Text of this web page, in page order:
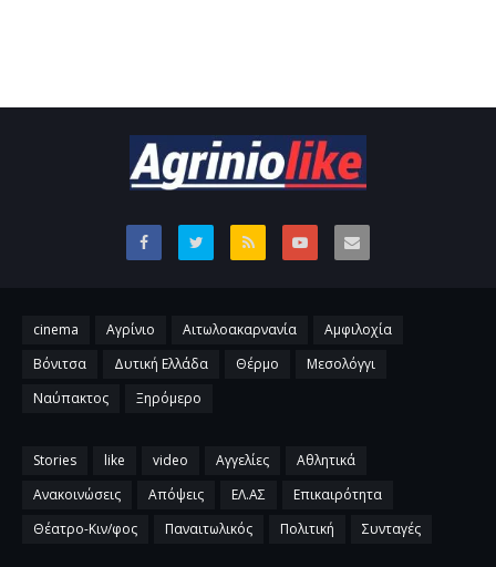
cinema Αγρίνιο Αιτωλοακαρνανία
Αμφιλοχία
Βόνιτσα
Δυτική Ελλάδα Θέρμο
Μεσολόγγι
Ναύπακτος
Ξηρόμερο
Stories like video Αγγελίες
Αθλητικά
Ανακοινώσεις
Απόψεις ΕΛ.ΑΣ
Επικαιρότητα
Θέατρο-Κιν/φος
Παναιτωλικός Πολιτική Συνταγές